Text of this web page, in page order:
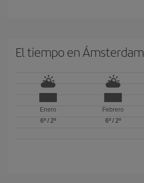
El tiempo en Ámsterdam
Enero
6º/ 2º
Febrero
6º/ 2º